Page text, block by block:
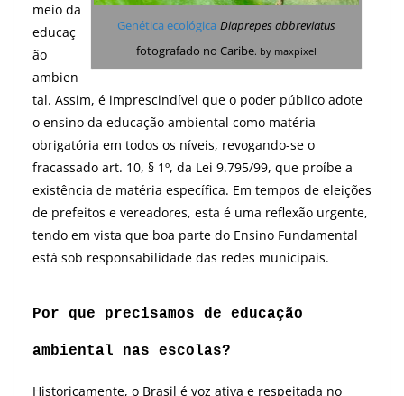
Genética ecológica Diaprepes abbreviatus
fotografado no Caribe. by maxpixel
meio da
educaç
ão
ambien
tal. Assim, é imprescindível que o poder público adote
o ensino da educação ambiental como matéria
obrigatória em todos os níveis, revogando-se o
fracassado art. 10, § 1º, da Lei 9.795/99, que proíbe a
existência de matéria específica. Em tempos de eleições
de prefeitos e vereadores, esta é uma reflexão urgente,
tendo em vista que boa parte do Ensino Fundamental
está sob responsabilidade das redes municipais.
Por que precisamos de educação
ambiental nas escolas?
Historicamente, o Brasil é voz ativa e respeitada no